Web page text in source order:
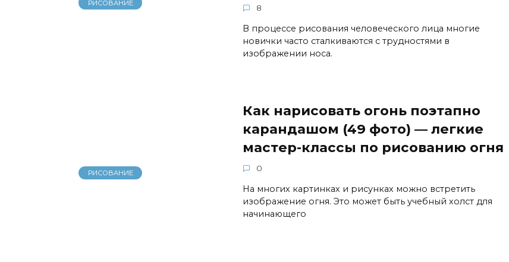
РИСОВАНИЕ 8
В процессе рисования человеческого лица многие
новички часто сталкиваются с трудностями в
изображении носа.
РИСОВАНИЕ
Как нарисовать огонь поэтапно
карандашом (49 фото) — легкие
мастер-классы по рисованию огня
0
На многих картинках и рисунках можно встретить
изображение огня. Это может быть учебный холст для
начинающего